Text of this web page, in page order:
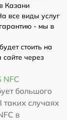
Казани
все виды услуг
- мы в
стоить на
через
большого
случаях
в